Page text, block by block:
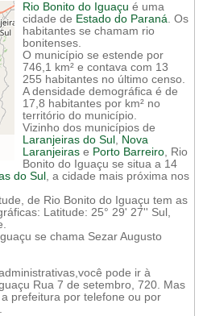
Rio Bonito do Iguaçu é uma
cidade de Estado do Paraná. Os
habitantes se chamam rio
bonitenses.
O município se estende por
746,1 km² e contava com 13
255 habitantes no último censo.
A densidade demográfica é de
17,8 habitantes por km² no
território do município.
Vizinho dos municípios de
Laranjeiras do Sul , Nova
Laranjeiras e Porto Barreiro, Rio
Bonito do Iguaçu se situa a 14
do Sul , a cidade mais próxima nos
de Rio Bonito do Iguaçu tem as
Latitude: 25° 29' 27'' Sul,
se chama Sezar Augusto
pode ir à
Rua 7 de setembro, 720. Mas
prefeitura por telefone ou por